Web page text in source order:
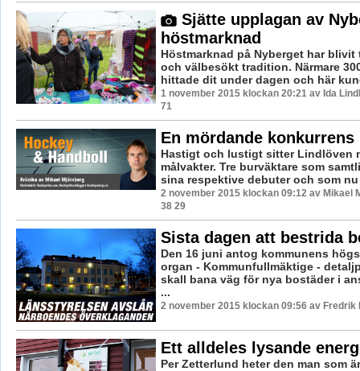
Sjätte upplagan av
höstmarknad
Höstmarknad på Nyberget har
och välbesökt tradition. Närmare
hittade dit under dagen och här
1 november 2015 klockan 20:21 av Ida
71
En mördande konkurrens
Hastigt och lustigt sitter Lindlöven
målvakter. Tre burväktare som
sina respektive debuter och som nu
2 november 2015 klockan 09:12 av Mikael
38 29
Sista dagen att bestrida
Den 16 juni antog kommunens
organ - Kommunfullmäktige -
skall bana väg för nya bostäder i
...
2 november 2015 klockan 09:56 av Fredrik
Ett alldeles lysande
Per Zetterlund heter den man som